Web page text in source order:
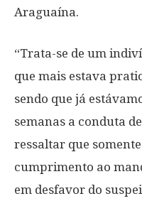
Araguaína.
“Trata-se de um
que mais estava
sendo que já
semanas a conduta
ressaltar que
cumprimento ao
em desfavor do